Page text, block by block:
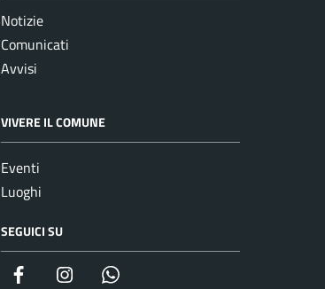
Notizie
Comunicati
Avvisi
VIVERE IL COMUNE
Eventi
Luoghi
SEGUICI SU
Facebook Instagram